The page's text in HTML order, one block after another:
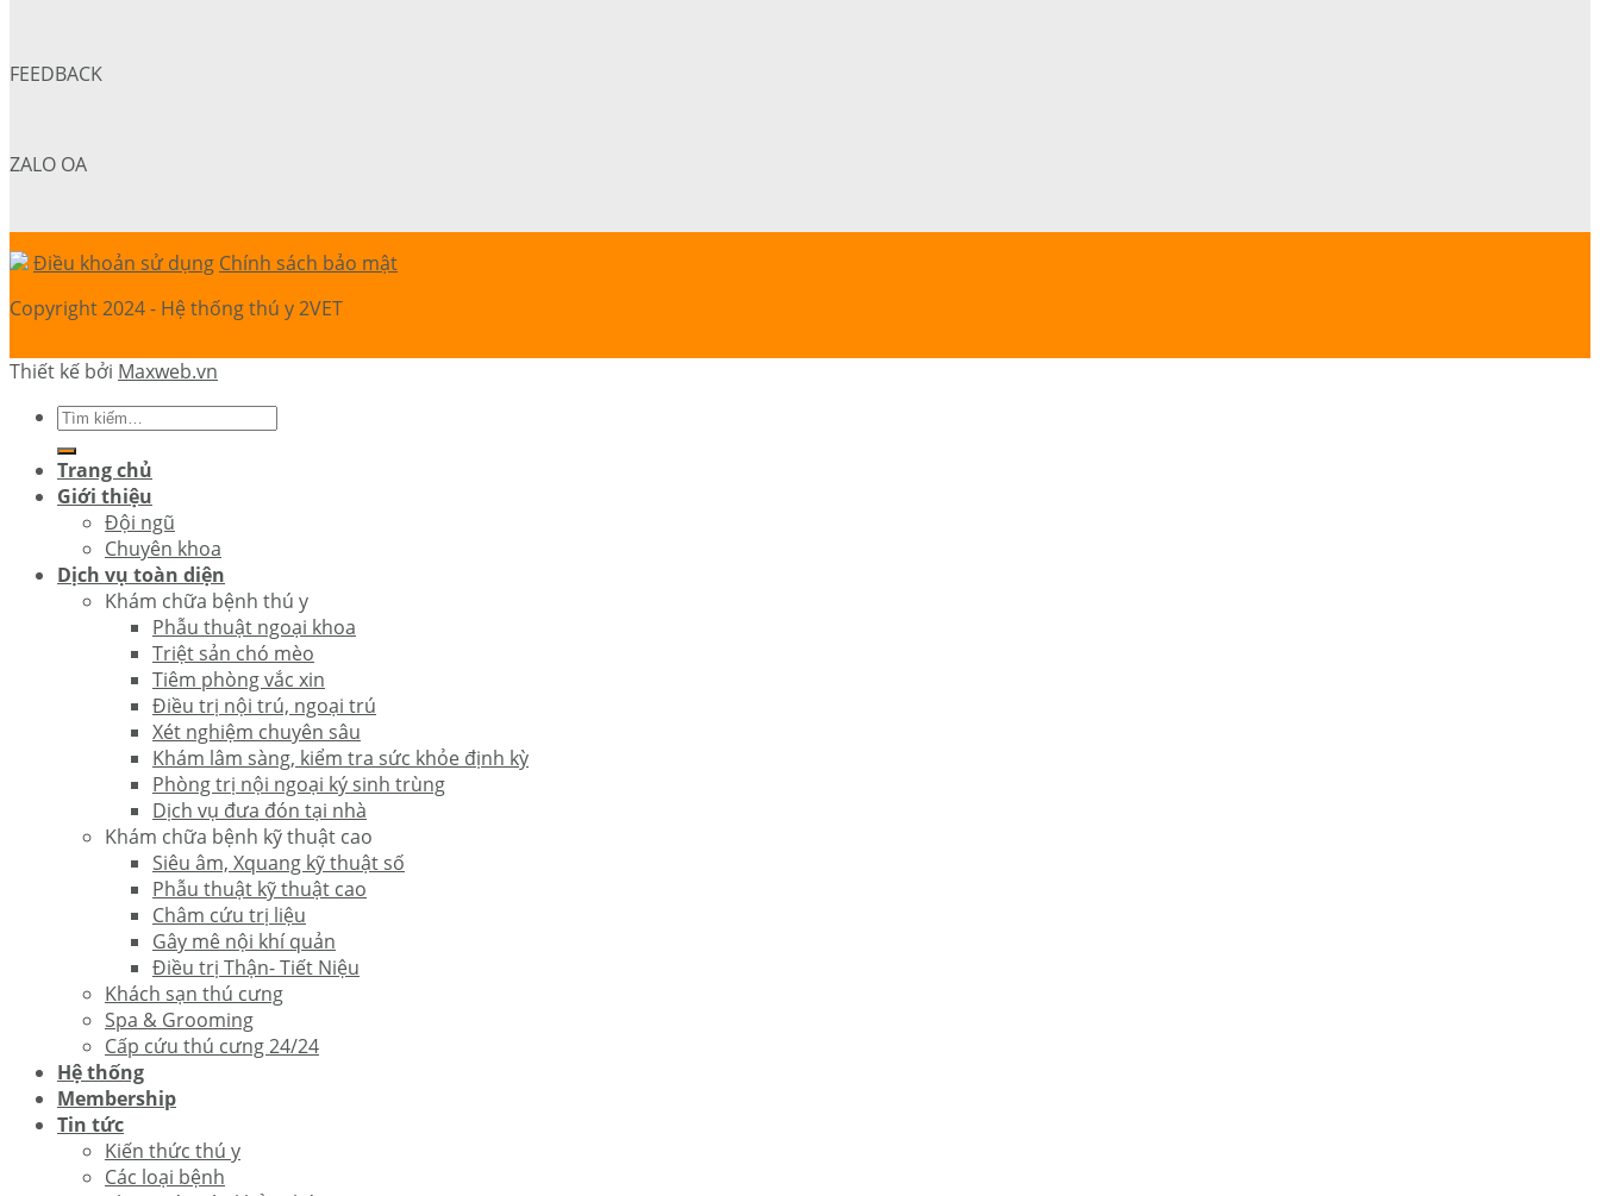
FEEDBACK
ZALO OA
Điều khoản sử dụng Chính sách bảo mật
Copyright 2024 - Hệ thống thú y 2VET
Thiết kế bởi Maxweb.vn
Trang chủ
Giới thiệu
Đội ngũ
Chuyên khoa
Dịch vụ toàn diện
Khám chữa bệnh thú y
Phẫu thuật ngoại khoa
Triệt sản chó mèo
Tiêm phòng vắc xin
Điều trị nội trú, ngoại trú
Xét nghiệm chuyên sâu
Khám lâm sàng, kiểm tra sức khỏe định kỳ
Phòng trị nội ngoại ký sinh trùng
Dịch vụ đưa đón tại nhà
Khám chữa bệnh kỹ thuật cao
Siêu âm, Xquang kỹ thuật số
Phẫu thuật kỹ thuật cao
Châm cứu trị liệu
Gây mê nội khí quản
Điều trị Thận- Tiết Niệu
Khách sạn thú cưng
Spa & Grooming
Cấp cứu thú cưng 24/24
Hệ thống
Membership
Tin tức
Kiến thức thú y
Các loại bệnh